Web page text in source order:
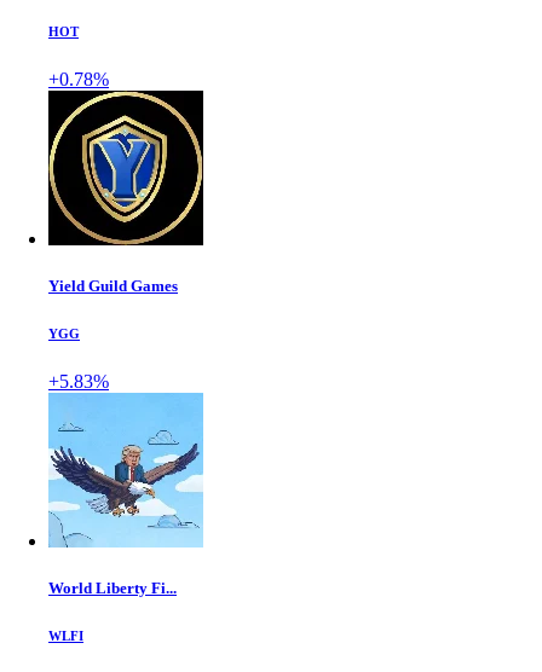
HOT
+0.78%
Yield Guild Games
YGG
+5.83%
World Liberty Fi...
WLFI